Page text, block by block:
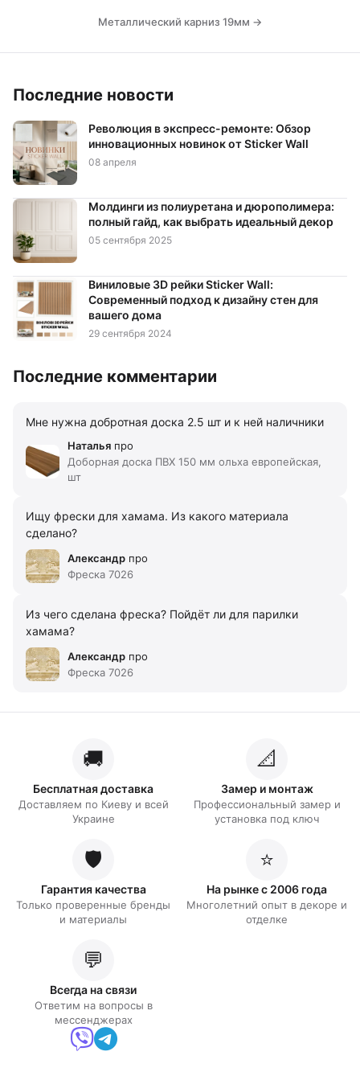
Металлический карниз 19мм →
Последние новости
Революция в экспресс-ремонте: Обзор
инновационных новинок от Sticker Wall
08 апреля
Молдинги из полиуретана и дюрополимера:
полный гайд, как выбрать идеальный декор
05 сентября 2025
Виниловые 3D рейки Sticker Wall:
Современный подход к дизайну стен для
вашего дома
29 сентября 2024
Последние комментарии
Мне нужна добротная доска 2.5 шт и к ней наличники
Наталья про
Доборная доска ПВХ 150 мм ольха европейская,
шт
Ищу фрески для хамама. Из какого материала
сделано?
Александр про
Фреска 7026
Из чего сделана фреска? Пойдёт ли для парилки
хамама?
Александр про
Фреска 7026
🚚
Бесплатная доставка
Доставляем по Киеву и всей
Украине
📐
Замер и монтаж
Профессиональный замер и
установка под ключ
🛡️
Гарантия качества
Только проверенные бренды
и материалы
⭐
На рынке с 2006 года
Многолетний опыт в декоре и
отделке
💬
Всегда на связи
Ответим на вопросы в
мессенджерах